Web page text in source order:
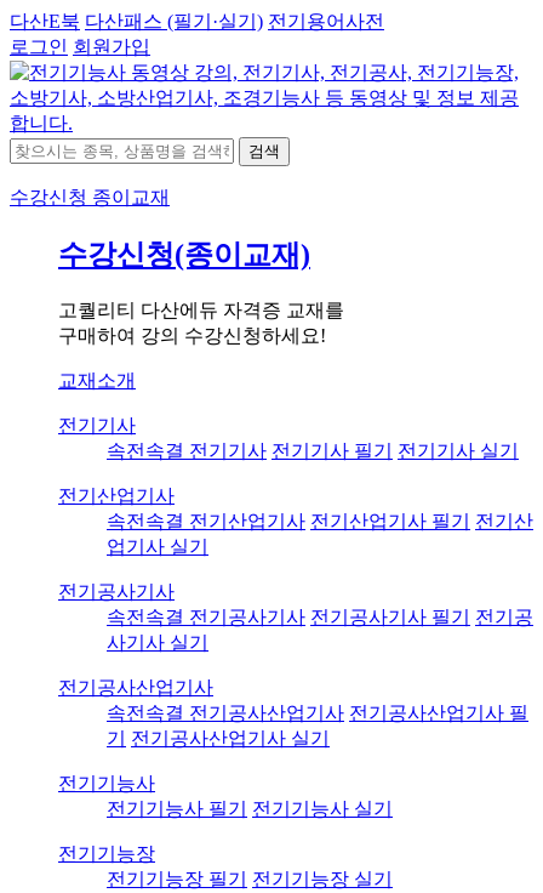
다산E북 다산패스 (필기·실기) 전기용어사전
로그인 회원가입
검색
수강신청 종이교재
수강신청(종이교재)
고퀄리티 다산에듀 자격증 교재를
구매하여 강의 수강신청하세요!
교재소개
전기기사
속전속결 전기기사 전기기사 필기 전기기사 실기
전기산업기사
속전속결 전기산업기사 전기산업기사 필기
전기산
업기사 실기
전기공사기사
속전속결 전기공사기사 전기공사기사 필기
전기공
사기사 실기
전기공사산업기사
속전속결 전기공사산업기사 전기공사산업기사 필
기
전기공사산업기사 실기
전기기능사
전기기능사 필기
전기기능사 실기
전기기능장
전기기능장 필기
전기기능장 실기